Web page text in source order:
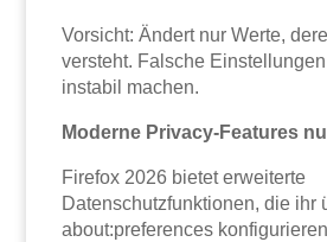
Vorsicht: Ändert nur Werte,
versteht. Falsche
instabil machen.
Moderne Privacy-Features
Firefox 2026 bietet erweiterte
Datenschutzfunktionen, die ihr
about:preferences